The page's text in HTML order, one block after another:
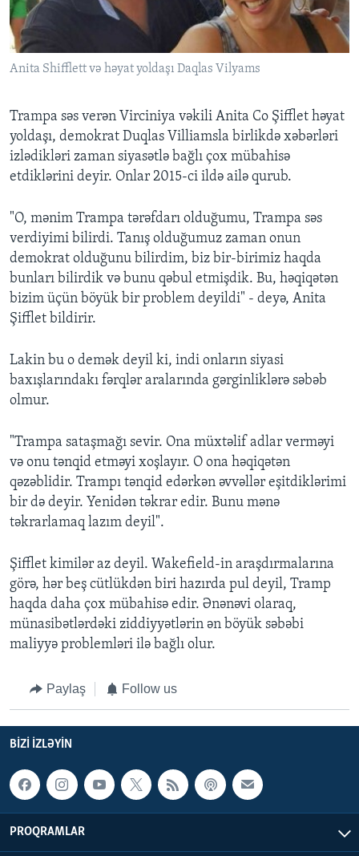
Anita Shifflett və həyat yoldaşı Daqlas Vilyams
Trampa səs verən Virciniya vəkili Anita Co Şifflet həyat
yoldaşı, demokrat Duqlas Villiamsla birlikdə xəbərləri
izlədikləri zaman siyasətlə bağlı çox mübahisə
etdiklərini deyir. Onlar 2015-ci ildə ailə qurub.
"O, mənim Trampa tərəfdarı olduğumu, Trampa səs
verdiyimi bilirdi. Tanış olduğumuz zaman onun
demokrat olduğunu bilirdim, biz bir-birimiz haqda
bunları bilirdik və bunu qəbul etmişdik. Bu, həqiqətən
bizim üçün böyük bir problem deyildi" - deyə, Anita
Şifflet bildirir.
Lakin bu o demək deyil ki, indi onların siyasi
baxışlarındakı fərqlər aralarında gərginliklərə səbəb
olmur.
"Trampa sataşmağı sevir. Ona müxtəlif adlar verməyi
və onu tənqid etməyi xoşlayır. O ona həqiqətən
qəzəblidir. Trampı tənqid edərkən əvvəllər eşitdiklərimi
bir də deyir. Yenidən təkrar edir. Bunu mənə
təkrarlamaq lazım deyil".
Şifflet kimilər az deyil. Wakefield-in araşdırmalarına
görə, hər beş cütlükdən biri hazırda pul deyil, Tramp
haqda daha çox mübahisə edir. Ənənəvi olaraq,
münasibətlərdəki ziddiyyətlərin ən böyük səbəbi
maliyyə problemləri ilə bağlı olur.
Paylaş Follow us
BIZI IZLƏYIN
PROQRAMLAR